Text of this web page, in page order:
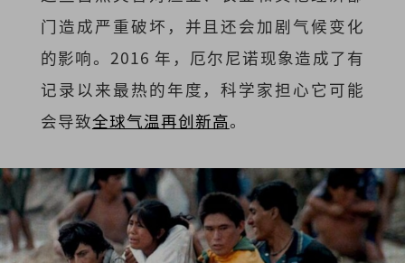
门造成严重破坏，并且还会加剧气候变化
的影响。2016 年，厄尔尼诺现象造成了有
记录以来最热的年度，科学家担心它可能
会导致全球气温再创新高。